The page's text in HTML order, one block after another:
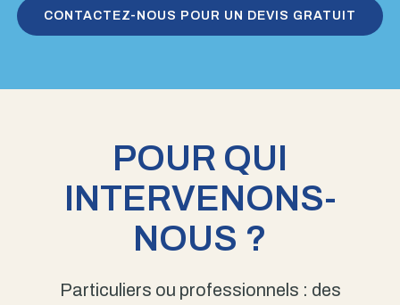
CONTACTEZ-NOUS POUR UN DEVIS GRATUIT
POUR QUI
INTERVENONS-
NOUS ?
Particuliers ou professionnels : des